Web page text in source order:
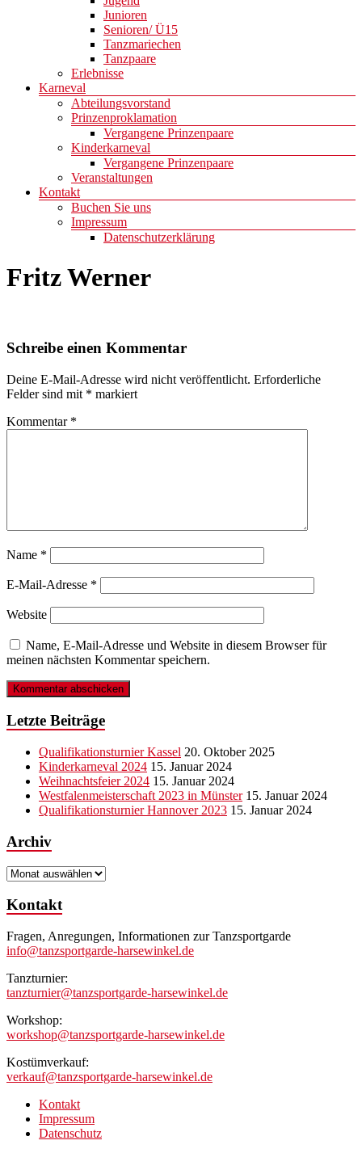
Junioren
Senioren/ Ü15
Tanzmariechen
Tanzpaare
Erlebnisse
Karneval
Abteilungsvorstand
Prinzenproklamation
Vergangene Prinzenpaare
Kinderkarneval
Vergangene Prinzenpaare
Veranstaltungen
Kontakt
Buchen Sie uns
Impressum
Datenschutzerklärung
Fritz Werner
Schreibe einen Kommentar
Deine E-Mail-Adresse wird nicht veröffentlicht. Erforderliche
Felder sind mit * markiert
Kommentar *
Name *
E-Mail-Adresse *
Website
Name, E-Mail-Adresse und Website in diesem Browser für
meinen nächsten Kommentar speichern.
Letzte Beiträge
Qualifikationsturnier Kassel 20. Oktober 2025
Kinderkarneval 2024 15. Januar 2024
Weihnachtsfeier 2024 15. Januar 2024
Westfalenmeisterschaft 2023 in Münster 15. Januar 2024
Qualifikationsturnier Hannover 2023 15. Januar 2024
Archiv
Archiv
Kontakt
Fragen, Anregungen, Informationen zur Tanzsportgarde
info@tanzsportgarde-harsewinkel.de
Tanzturnier:
tanzturnier@tanzsportgarde-harsewinkel.de
Workshop:
workshop@tanzsportgarde-harsewinkel.de
Kostümverkauf:
verkauf@tanzsportgarde-harsewinkel.de
Kontakt
Impressum
Datenschutz